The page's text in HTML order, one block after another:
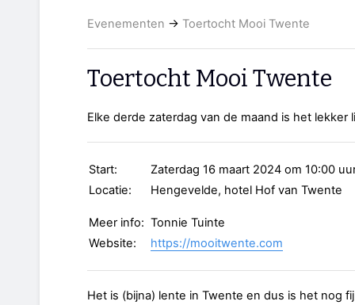
Evenementen → Toertocht Mooi Twente
Toertocht Mooi Twente
Elke derde zaterdag van de maand is het
Start:
Zaterdag 16 maart 2024 om 10:00
Locatie:
Hengevelde, hotel Hof van Twente
Meer info: Tonnie Tuinte
Website:
https://mooitwente.com
Het is (bijna) lente in Twente en dus is het nog